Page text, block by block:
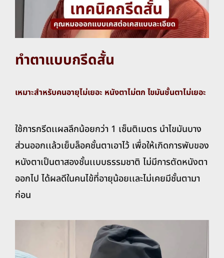
ทำตาแบบกรีดสั้น
เหมาะสำหรับคนอายุไม่เยอะ หนังตาไม่ตก ไขมันชั้นตาไม่เยอะ
ใช้การกรีดเเผลลึกน้อยกว่า 1 เซ็นติเมตร นำไขมันบาง
ส่วนออกเเล้วเย็บล็อคชั้นตาเอาไว้ เพื่อให้เกิดการพับของ
หนังตาเป็นตาสองชั้นเเบบธรรมชาติ ไม่มีการตัดหนังตา
ออกไป ได้ผลดีในคนไข้ที่อายุน้อยเเละไม่เคยมีชั้นตามา
ก่อน